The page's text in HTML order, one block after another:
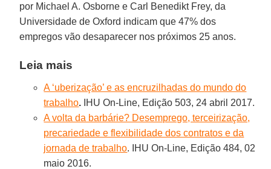
por Michael A. Osborne e Carl Benedikt Frey, da
Universidade de Oxford indicam que 47% dos
empregos vão desaparecer nos próximos 25 anos.
Leia mais
A ‘uberização’ e as encruzilhadas do mundo do
trabalho. IHU On-Line, Edição 503, 24 abril 2017.
A volta da barbárie? Desemprego, terceirização,
precariedade e flexibilidade dos contratos e da
jornada de trabalho. IHU On-Line, Edição 484, 02
maio 2016.